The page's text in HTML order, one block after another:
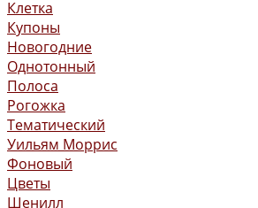
Клетка
Купоны
Новогодние
Однотонный
Полоса
Рогожка
Тематический
Уильям Моррис
Фоновый
Цветы
Шенилл